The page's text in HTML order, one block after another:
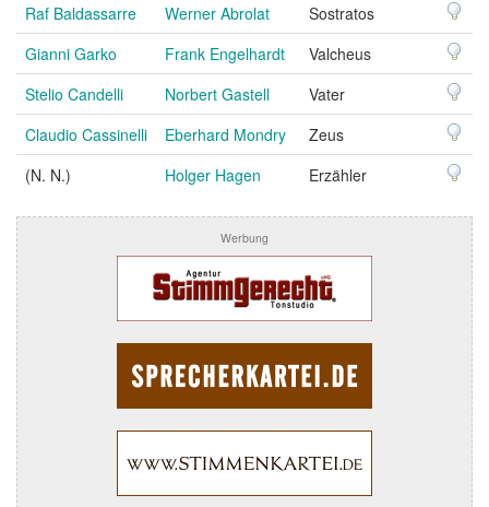
Raf Baldassarre
Werner Abrolat
Sostratos
Gianni Garko
Frank Engelhardt
Valcheus
Stelio Candelli
Norbert Gastell
Vater
Claudio Cassinelli
Eberhard Mondry
Zeus
(N. N.)
Holger Hagen Erzähler
Werbung